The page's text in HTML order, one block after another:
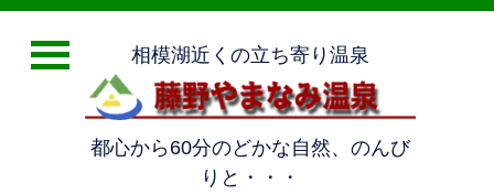
相模湖近くの立ち寄り温泉
都心から60分のどかな自然、のんび
りと・・・